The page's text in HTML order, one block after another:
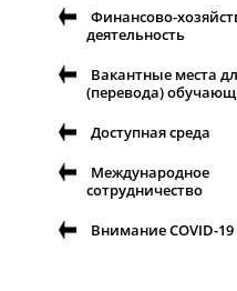
Финансово-
деятельность
Вакантные места
(перевода)
Доступная среда
Международное
сотрудничество
Внимание COVID-19